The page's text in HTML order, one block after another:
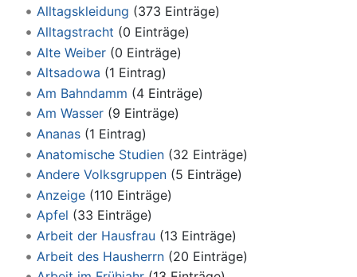
Alltagskleidung ‏‎ (373 Einträge)
Alltagstracht ‏‎ (0 Einträge)
Alte Weiber‏‎ (0 Einträge)
Altsadowa ‏‎ (1 Eintrag)
Am Bahndamm ‏‎ (4 Einträge)
Am Wasser‏‎ (9 Einträge)
Ananas‏‎ (1 Eintrag)
Anatomische Studien‏‎ (32 Einträge)
Andere Volksgruppen‏‎ (5 Einträge)
Anzeige‏‎ (110 Einträge)
Apfel ‏‎ (33 Einträge)
Arbeit der Hausfrau ‏‎ (13 Einträge)
Arbeit des Hausherrn‏‎ (20 Einträge)